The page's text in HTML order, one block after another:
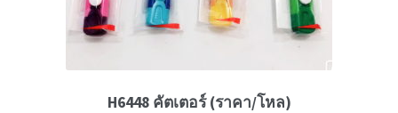
H6448 คัตเตอร์ (ราคา/โหล)